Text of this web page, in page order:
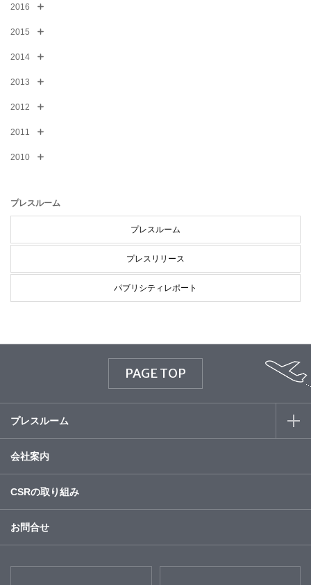
2016
2015
2014
2013
2012
2011
2010
プレスルーム
プレスルーム
プレスリリース
パブリシティレポート
PAGE TOP
プレスルーム
会社案内
CSRの取り組み
お問合せ